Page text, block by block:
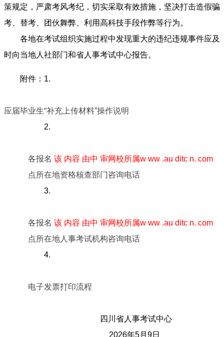
策规定，严肃考风考纪，切实采取有效措施，坚决打击造假骗
考、替考、团伙舞弊、利用高科技手段作弊等行为。
各地在考试组织实施过程中发现重大的违纪违规事件应及
时向当地人社部门和省人事考试中心报告。
附件：1.
应届毕业生“补充上传材料”操作说明
2.
各报名 该 内容 由中 审网校所属w ww .au ditc n. com
点所在地资格核查部门咨询电话
3.
各报名 该 内容 由中 审网校所属w ww .au ditc n. com
点所在地人事考试机构咨询电话
4.
电子发票打印流程
四川省人事考试中心
2026年5月9日